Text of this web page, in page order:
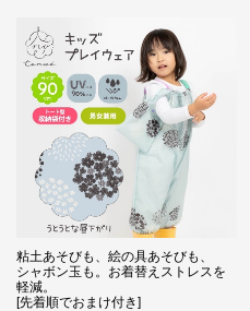
粘土あそびも、絵の具あそびも、
シャボン玉も。お着替えストレスを
軽減。
[先着順でおまけ付き]